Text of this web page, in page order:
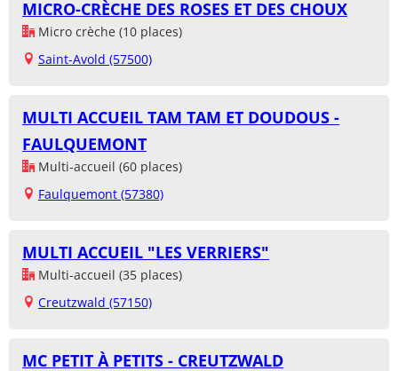
MICRO-CRÈCHE DES ROSES ET DES CHOUX
Micro crèche (10 places)
Saint-Avold (57500)
MULTI ACCUEIL TAM TAM ET DOUDOUS -
FAULQUEMONT
Multi-accueil (60 places)
Faulquemont (57380)
MULTI ACCUEIL "LES VERRIERS"
Multi-accueil (35 places)
Creutzwald (57150)
MC PETIT À PETITS - CREUTZWALD